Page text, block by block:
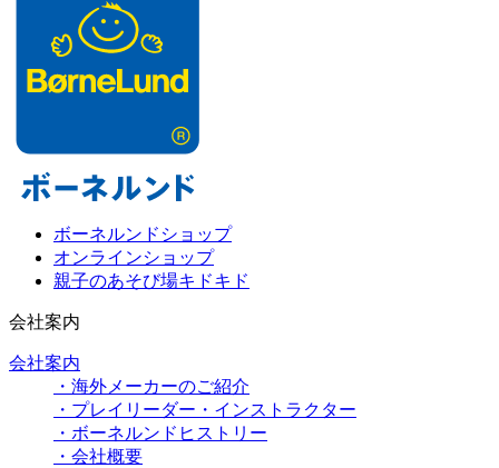
ボーネルンドショップ
オンラインショップ
親子のあそび場キドキド
会社案内
会社案内
・海外メーカーのご紹介
・プレイリーダー・インストラクター
・ボーネルンドヒストリー
・会社概要